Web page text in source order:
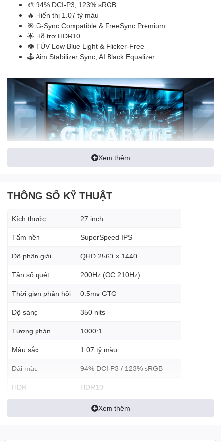
🎨 94% DCI-P3, 123% sRGB
🔥 Hiển thị 1.07 tỷ màu
🎯 G-Sync Compatible & FreeSync Premium
🌟 Hỗ trợ HDR10
👁️ TÜV Low Blue Light & Flicker-Free
🕹️ Aim Stabilizer Sync, AI Black Equalizer
🖥️ Độ phân giải QHD sắc nét
vượt trội
Gigabyte G27Q20T sở hữu độ phân giải 2560 x 1440 (QHD)
kích thước 27 inch, mang lại hình ảnh chi tiết hơn khoảng 77% so
cho cả chơi game và làm việc đa nhiệm.
Phù hợp cho:
Gaming eSports
Thiết kế đồ họa cơ bản
Chỉnh sửa ảnh
Xem phim chất lượng cao
Xem thêm
THÔNG SỐ KỸ THUẬT
Kích thước 27 inch
Tấm nền SuperSpeed IPS
Độ phân giải QHD 2560 × 1440
Tần số quét 200Hz (OC 210Hz)
Thời gian phản hồi 0.5ms GTG
Độ sáng 350 nits
Tương phản 1000:1
Màu sắc 1.07 tỷ màu
Dải màu 94% DCI-P3 / 123% sRGB
HDR HDR10
FreeSync Premium
Xem thêm